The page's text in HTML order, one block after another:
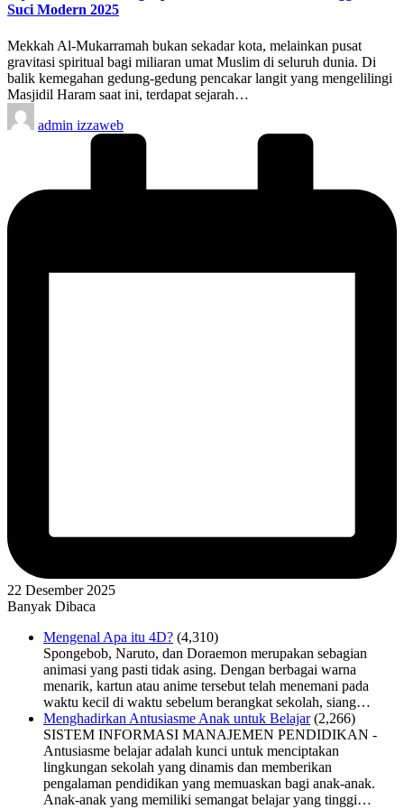
Suci Modern 2025
Mekkah Al-Mukarramah bukan sekadar kota, melainkan pusat
gravitasi spiritual bagi miliaran umat Muslim di seluruh dunia. Di
balik kemegahan gedung-gedung pencakar langit yang mengelilingi
Masjidil Haram saat ini, terdapat sejarah…
Posted
by
admin izzaweb
22 Desember 2025
Banyak Dibaca
Mengenal Apa itu 4D? (4,310)
Spongebob, Naruto, dan Doraemon merupakan sebagian
animasi yang pasti tidak asing. Dengan berbagai warna
menarik, kartun atau anime tersebut telah menemani pada
waktu kecil di waktu sebelum berangkat sekolah, siang…
Menghadirkan Antusiasme Anak untuk Belajar (2,266)
SISTEM INFORMASI MANAJEMEN PENDIDIKAN -
Antusiasme belajar adalah kunci untuk menciptakan
lingkungan sekolah yang dinamis dan memberikan
pengalaman pendidikan yang memuaskan bagi anak-anak.
Anak-anak yang memiliki semangat belajar yang tinggi…